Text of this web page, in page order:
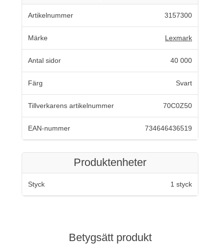
Artikelnummer 3157300
Märke Lexmark
Antal sidor 40 000
Färg Svart
Tillverkarens artikelnummer 70C0Z50
EAN-nummer 734646436519
Produktenheter
Styck 1 styck
Betygsätt produkt